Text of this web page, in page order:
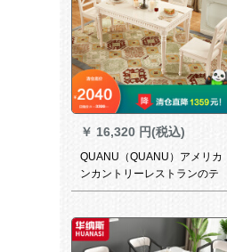
120 cm
￥ 16,320 円(税込)
QUANU（QUANU）アメリカ
ンカントリーレストランのテ
ーブルとテーブルの4/6椅子は
ット1228516テーブルの4つの
椅子があります。